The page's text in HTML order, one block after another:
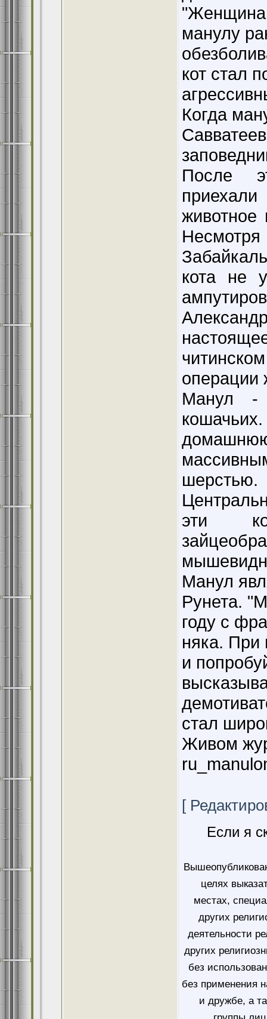
"Женщина
манулу
кот стал
Когда
После
животное
кота не
операции
Манул -
эти
Манул
Рунета.
году с
няка. При
и
стал
Живом
[
Если я
целях
местах,
других
деятельности
других
без
без применения
и дружбе, а